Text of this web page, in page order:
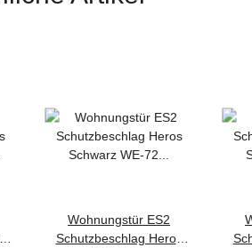
Wohnungstür ES2
Schutzbeschlag Heros